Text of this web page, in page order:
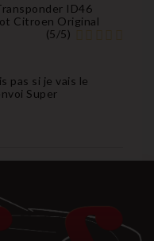
ID46
Citroen Original
(5/5)
pas si je vais le
Super